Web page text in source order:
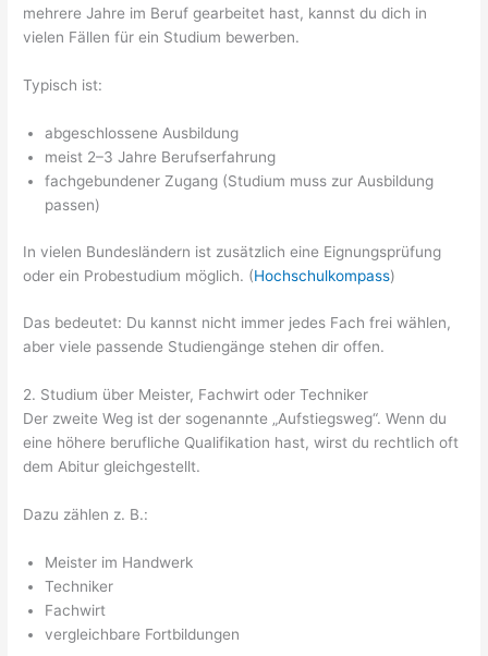
mehrere Jahre im Beruf gearbeitet hast, kannst du dich in
vielen Fällen für ein Studium bewerben.
Typisch ist:
abgeschlossene Ausbildung
meist 2–3 Jahre Berufserfahrung
fachgebundener Zugang (Studium muss zur Ausbildung
passen)
In vielen Bundesländern ist zusätzlich eine Eignungsprüfung
oder ein Probestudium möglich. (Hochschulkompass)
Das bedeutet: Du kannst nicht immer jedes Fach frei wählen,
aber viele passende Studiengänge stehen dir offen.
2. Studium über Meister, Fachwirt oder Techniker
Der zweite Weg ist der sogenannte „Aufstiegsweg“. Wenn du
eine höhere berufliche Qualifikation hast, wirst du rechtlich oft
dem Abitur gleichgestellt.
Dazu zählen z. B.:
Meister im Handwerk
Techniker
Fachwirt
vergleichbare Fortbildungen